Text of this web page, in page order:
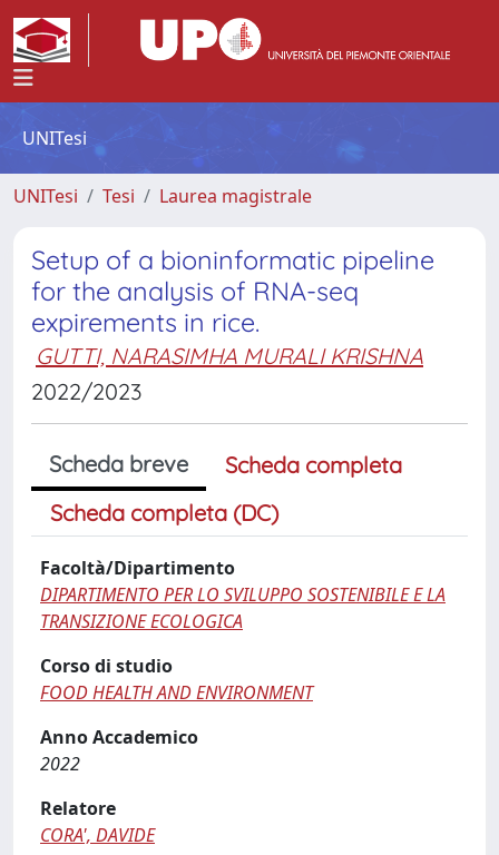
UNITesi
UNITesi Tesi Laurea magistrale
Setup of a bioninformatic pipeline
for the analysis of RNA-seq
expirements in rice.
GUTTI, NARASIMHA MURALI KRISHNA
2022/2023
Scheda breve
Scheda completa
Scheda completa (DC)
Facoltà/Dipartimento
DIPARTIMENTO PER LO SVILUPPO SOSTENIBILE E LA
TRANSIZIONE ECOLOGICA
Corso di studio
FOOD HEALTH AND ENVIRONMENT
Anno Accademico
2022
Relatore
CORA', DAVIDE